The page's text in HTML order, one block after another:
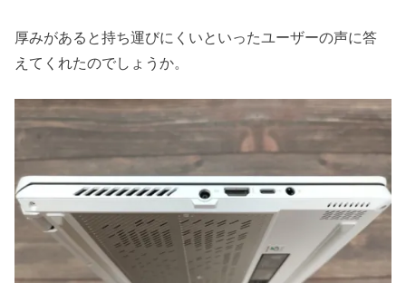
厚みがあると持ち運びにくいといったユーザーの声に答
えてくれたのでしょうか。